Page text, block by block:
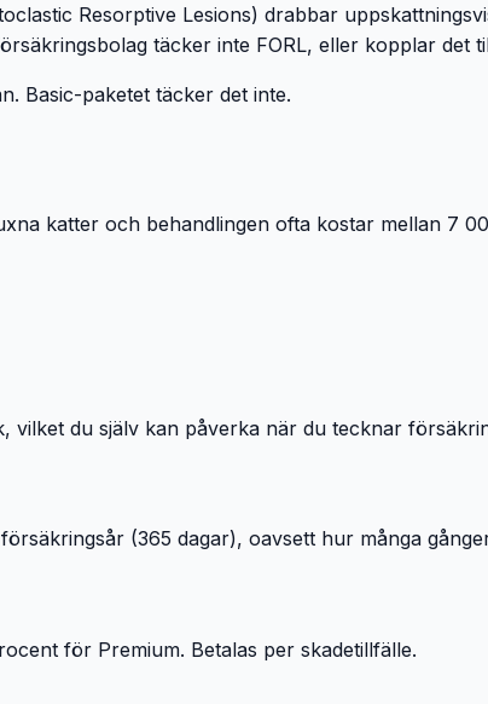
Resorptive Lesions) drabbar
täcker inte FORL, eller kopplar det
Basic-paketet täcker det inte.
katter och behandlingen ofta kostar mellan 7
vilket du själv kan påverka när du tecknar
(365 dagar), oavsett hur många
för Premium. Betalas per skadetillfälle.